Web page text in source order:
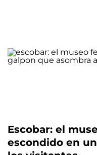
Escobar: el
escondido en